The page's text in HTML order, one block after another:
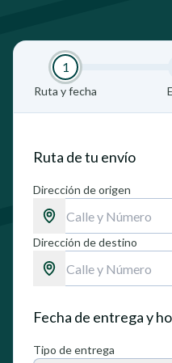
1
Ruta y fecha
Ruta de tu envío
Dirección de origen
Dirección de destino
Fecha de entrega y
Tipo de entrega